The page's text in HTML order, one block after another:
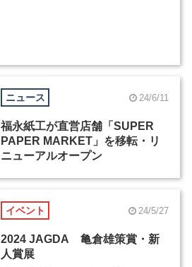
ニュース 24/6/11
福永紙工が直営店舗「SUPER
PAPER MARKET」を移転・リ
ニューアルオープン
イベント 24/5/27
2024 JAGDA 亀倉雄策賞・新
人賞展